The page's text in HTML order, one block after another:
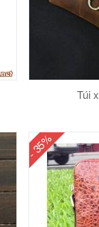
Túi
- 35%